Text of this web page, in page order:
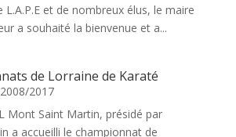
L.A.P.E et de nombreux élus, le maire
a souhaité la bienvenue et a...
de Lorraine de Karaté
2008/2017
Mont Saint Martin, présidé par
a accueilli le championnat de